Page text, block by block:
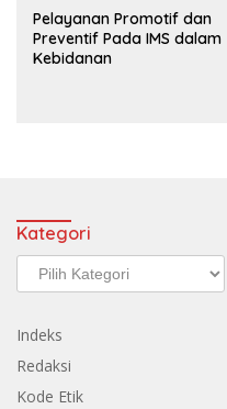
Pelayanan Promotif dan
Preventif Pada IMS dalam
Kebidanan
Kategori
Kategori
Indeks
Redaksi
Kode Etik